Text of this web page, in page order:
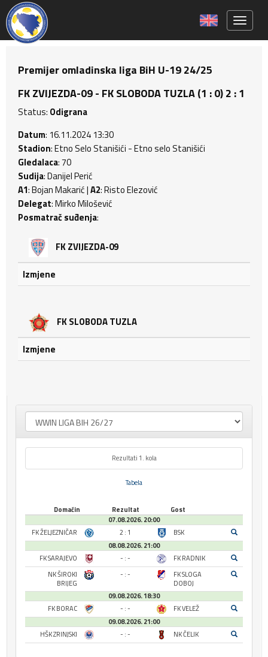
Premijer omladinska liga BiH U-19 24/25
FK ZVIJEZDA-09 - FK SLOBODA TUZLA (1 : 0) 2 : 1
Status: Odigrana
Datum: 16.11.2024 13:30
Stadion: Etno Selo Stanišići - Etno selo Stanišići
Gledalaca: 70
Sudija: Danijel Perić
A1: Bojan Makarić |A2: Risto Elezović
Delegat: Mirko Milošević
Posmatrač suđenja:
FK ZVIJEZDA-09
Izmjene
FK SLOBODA TUZLA
Izmjene
Rezultati 1. kola
Tabela
Domaćin Rezultat
Gost
07.08.2026. 20:00
FK ŽELJEZNIČAR
2 : 1
BSK
08.08.2026. 21:00
FK SARAJEVO
- : -
FK RADNIK
NK ŠIROKI
BRIJEG
- : -
FK SLOGA
DOBOJ
09.08.2026. 18:30
FK BORAC
- : -
FK VELEŽ
09.08.2026. 21:00
HŠK ZRINJSKI
- : - NK ČELIK